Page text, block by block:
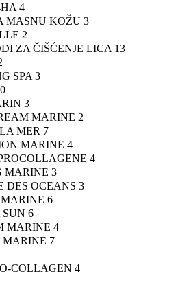
4
MASNU KOŽU 3
2
ZA ČIŠĆENJE LICA 13
SPA 3
3
MARINE 2
MER 7
MARINE 4
4
MARINE 3
DES OCEANS 3
6
6
MARINE 4
MARINE 7
COLLAGEN 4